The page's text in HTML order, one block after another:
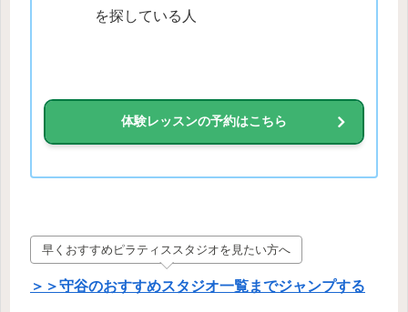
を探している人
体験レッスンの予約はこちら
早くおすすめピラティススタジオを見たい方へ
＞＞守谷のおすすめスタジオ一覧までジャンプする